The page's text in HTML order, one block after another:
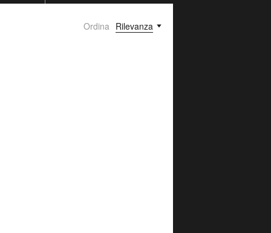
Ordina Rilevanza